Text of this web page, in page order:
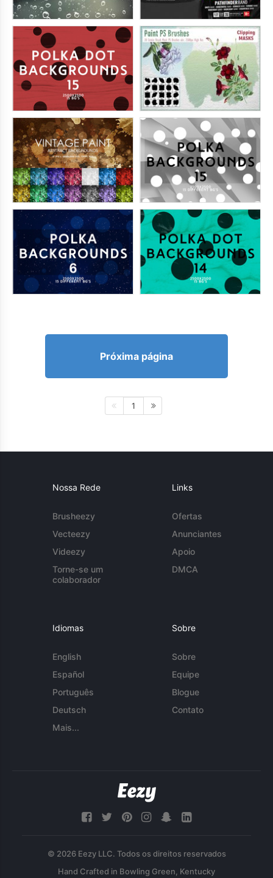
Próxima página
1
Nossa Rede
Brusheezy
Vecteezy
Videezy
Torne-se um
colaborador
Links
Ofertas
Anunciantes
Apoio
DMCA
Idiomas
English
Español
Português
Deutsch
Mais...
Sobre
Sobre
Equipe
Blogue
Contato
© 2026 Eezy LLC. Todos os direitos reservados